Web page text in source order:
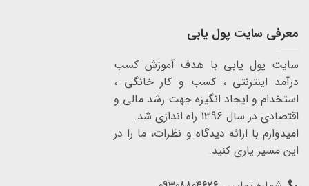
معرفی سایت پول یابی
سایت پول یابی با هدف آموزش کسب
درآمد اینترنتی ، کسب و کار خانگی ،
استخدام و ایجاد انگیزه جهت رشد مالی و
اقتصادی در سال 1396 راه اندازی شد.
امیدوارم با ارائه دیدگاه و نظرات، ما را در
این مسیر یاری کنید.